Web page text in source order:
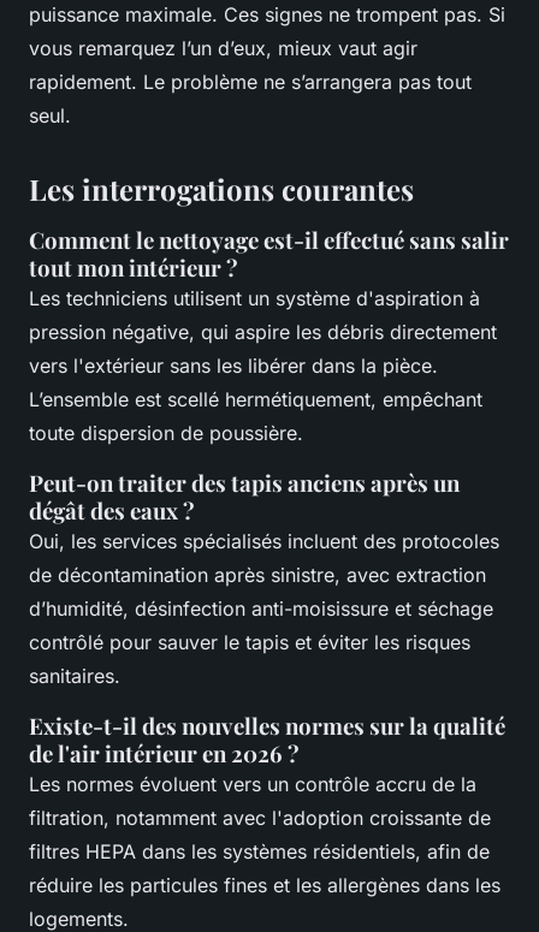
puissance maximale. Ces signes ne trompent pas. Si
vous remarquez l’un d’eux, mieux vaut agir
rapidement. Le problème ne s’arrangera pas tout
seul.
Les interrogations courantes
Comment le nettoyage est-il effectué sans salir
tout mon intérieur ?
Les techniciens utilisent un système d'aspiration à
pression négative, qui aspire les débris directement
vers l'extérieur sans les libérer dans la pièce.
L’ensemble est scellé hermétiquement, empêchant
toute dispersion de poussière.
Peut-on traiter des tapis anciens après un
dégât des eaux ?
Oui, les services spécialisés incluent des protocoles
de décontamination après sinistre, avec extraction
d’humidité, désinfection anti-moisissure et séchage
contrôlé pour sauver le tapis et éviter les risques
sanitaires.
Existe-t-il des nouvelles normes sur la qualité
de l'air intérieur en 2026 ?
Les normes évoluent vers un contrôle accru de la
filtration, notamment avec l'adoption croissante de
filtres HEPA dans les systèmes résidentiels, afin de
réduire les particules fines et les allergènes dans les
logements.